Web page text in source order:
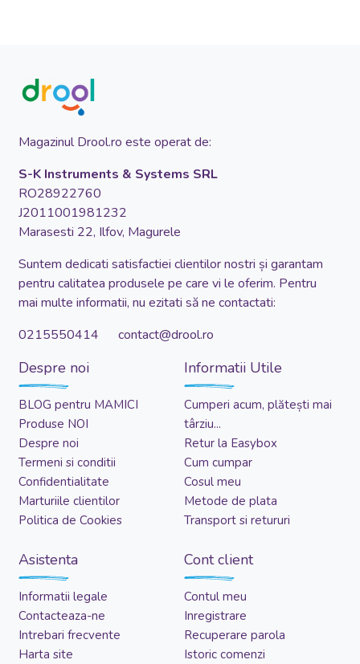
Magazinul Drool.ro este operat de:
S-K Instruments & Systems SRL
RO28922760
J2011001981232
Marasesti 22, Ilfov, Magurele
Suntem dedicati satisfactiei clientilor nostri și garantam
pentru calitatea produsele pe care vi le oferim. Pentru
mai multe informatii, nu ezitati să ne contactati:
0215550414 contact@drool.ro
Despre noi
BLOG pentru MAMICI
Produse NOI
Despre noi
Termeni si conditii
Confidentialitate
Marturiile clientilor
Politica de Cookies
Informatii Utile
Cumperi acum, plătești mai
târziu...
Retur la Easybox
Cum cumpar
Cosul meu
Metode de plata
Transport si retururi
Asistenta
Informatii legale
Contacteaza-ne
Intrebari frecvente
Harta site
Cont client
Contul meu
Inregistrare
Recuperare parola
Istoric comenzi